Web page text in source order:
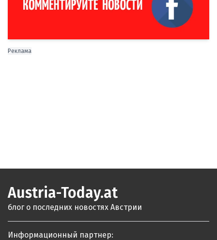
Реклама
Austria-Today.at
блог о последних новостях Австрии
Информационный партнер: